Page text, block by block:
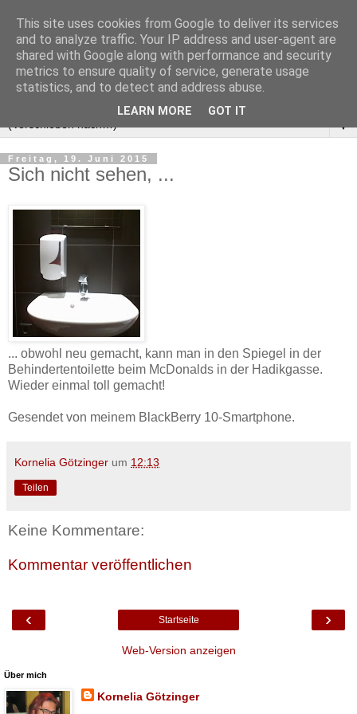
▼
Freitag, 19. Juni 2015
Sich nicht sehen, ...
... obwohl neu gemacht, kann man in ‎den Spiegel in der
Behindertentoilette beim McDonalds in der Hadikgasse.
Wieder einmal toll gemacht!
Gesendet von meinem BlackBerry 10-Smartphone.
Kornelia Götzinger um 12:13
Teilen
Keine Kommentare:
Kommentar veröffentlichen
‹ ›
Startseite
Web-Version anzeigen
Über mich
Kornelia Götzinger
This site uses cookies from Google to deliver its services
and to analyze traffic. Your IP address and user-agent are
shared with Google along with performance and security
metrics to ensure quality of service, generate usage
statistics, and to detect and address abuse.
LEARN MORE GOT IT